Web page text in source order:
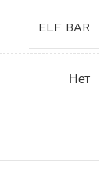
ELF BAR
Нет